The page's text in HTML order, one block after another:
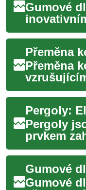
Gumové
nachází
interiéru,
Přeměna
výrazně
funkčnost
Zvláště v
Pergoly
prvkem
který
prostoru
Gumové